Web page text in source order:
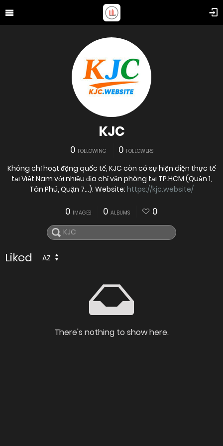
KJC
0 FOLLOWING 0 FOLLOWERS
Không chỉ hoạt động quốc tế, KJC còn có sự hiện diện thực tế
tại Việt Nam với nhiều địa chỉ văn phòng tại TP.HCM (Quận 1,
Tân Phú, Quận 7...). Website: https://kjc.website/
0 IMAGES 0 ALBUMS 0
Liked AZ
There's nothing to show here.